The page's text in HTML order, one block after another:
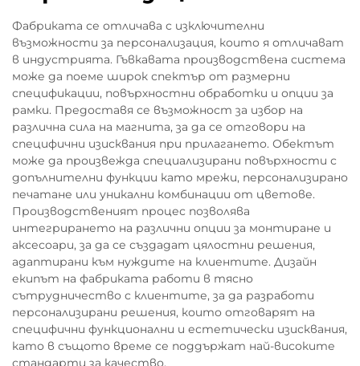
Фабриката се отличава с изключителни
възможности за персонализация, които я отличават
в индустрията. Гъвкавата производствена система
може да поеме широк спектър от размерни
спецификации, повърхностни обработки и опции за
рамки. Предоставя се възможност за избор на
различна сила на магнита, за да се отговори на
специфични изисквания при прилагането. Обектът
може да произвежда специализирани повърхности с
допълнителни функции като мрежи, персонализирано
печатане или уникални комбинации от цветове.
Производственият процес позволява
интегрирането на различни опции за монтиране и
аксесоари, за да се създадат цялостни решения,
адаптирани към нуждите на клиентите. Дизайн
екипът на фабриката работи в тясно
сътрудничество с клиентите, за да разработи
персонализирани решения, които отговарят на
специфични функционални и естетически изисквания,
като в същото време се поддържат най-високите
стандарти за качество.